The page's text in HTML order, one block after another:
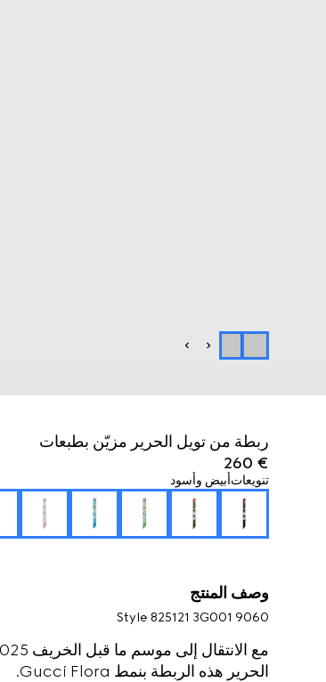
ربطة من تويل الحرير مزيّن بطبعات
€ 260
تنويعاتأبيض وأسود
وصف المنتج
Style ‎825121 3G001 9060
الحرير هذه الربطة بنمط Gucci Flora.